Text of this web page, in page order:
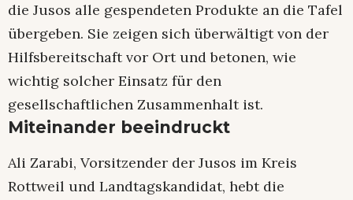
die Jusos alle gespendeten Produkte an die Tafel
übergeben. Sie zeigen sich überwältigt von der
Hilfsbereitschaft vor Ort und betonen, wie
wichtig solcher Einsatz für den
gesellschaftlichen Zusammenhalt ist.
Miteinander beeindruckt
Ali Zarabi, Vorsitzender der Jusos im Kreis
Rottweil und Landtagskandidat, hebt die